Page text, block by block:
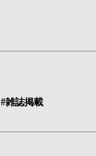
#雑誌掲載